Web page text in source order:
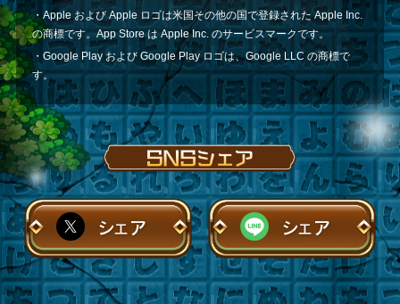
・Apple および Apple ロゴは米国その他の国で登録された Apple Inc.
の商標です。App Store は Apple Inc. のサービスマークです。
・Google Play および Google Play ロゴは、Google LLC の商標で
す。
シェア シェア